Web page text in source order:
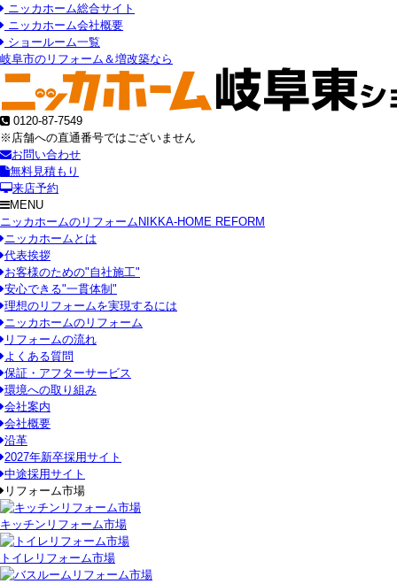
ニッカホーム総合サイト
ニッカホーム会社概要
ショールーム一覧
岐阜市のリフォーム＆増改築なら
0120-87-7549
※店舗への直通番号ではございません
お問い合わせ
無料見積もり
来店予約
MENU
ニッカホームのリフォーム NIKKA-HOME REFORM
ニッカホームとは
代表挨拶
お客様のための"自社施工"
安心できる"一貫体制"
理想のリフォームを実現するには
ニッカホームのリフォーム
リフォームの流れ
よくある質問
保証・アフターサービス
環境への取り組み
会社案内
会社概要
沿革
2027年新卒採用サイト
中途採用サイト
リフォーム市場
キッチンリフォーム市場
トイレリフォーム市場